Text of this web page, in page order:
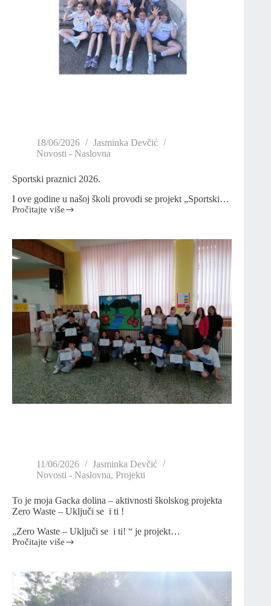
18/06/2026
Jasminka Devčić
Novosti - Naslovna
Sportski praznici 2026.
I ove godine u našoj školi provodi se projekt „Sportski…
Pročitajte više
11/06/2026
Jasminka Devčić
Novosti - Naslovna, Projekti
To je moja Gacka dolina – aktivnosti školskog projekta
Zero Waste – Uključi se i ti !
„Zero Waste – Uključi se i ti! “ je projekt…
Pročitajte više